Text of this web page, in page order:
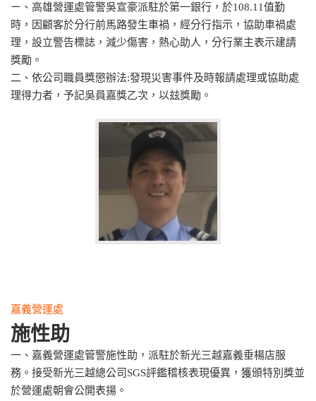
ㄧ、高雄營運處管警吳宣豪派駐於第一銀行，於108.11值勤
時，因顧客於分行前馬路發生車禍，經分行指示，協助車禍處
理，設立警告標誌，減少傷害，熱心助人，分行業主表示建請
獎勵。
二、依公司職員獎懲辦法:發現災害事件及時報請處理或協助處
理得力者，予記吳員嘉獎乙次，以玆獎勵。
嘉義營運處
施性助
一、嘉義營運處管警施性助，派駐於新光三越嘉義垂楊店服
務。接受新光三越總公司SGS評鑑稽核表現優異，獲頒特別獎並
於營運處朝會公開表揚。